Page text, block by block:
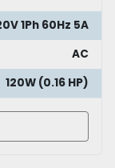
1Ph 60Hz 5A
AC
120W (0.16 HP)